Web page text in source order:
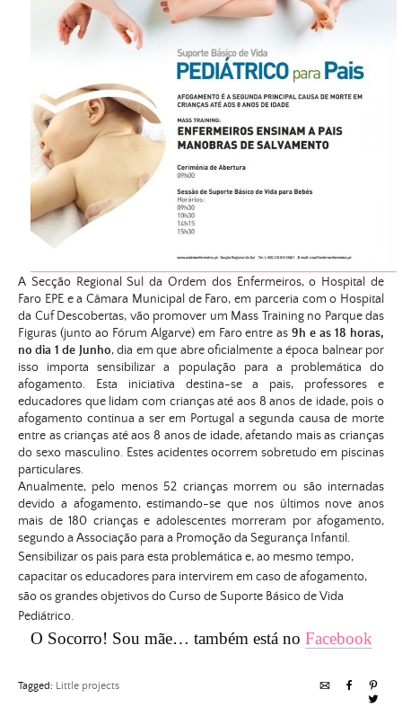
A Secção Regional Sul da Ordem dos Enfermeiros, o Hospital de
Faro EPE e a Câmara Municipal de Faro, em parceria com o Hospital
da Cuf Descobertas, vão promover um Mass Training no Parque das
Figuras (junto ao Fórum Algarve) em Faro entre as9h e as 18 horas,
no dia 1 de Junho, dia em que abre oficialmente a época balnear por
isso importa sensibilizar a população para a problemática do
afogamento. Esta iniciativa destina-se a pais, professores e
educadores que lidam com crianças até aos 8 anos de idade, pois o
afogamento continua a ser em Portugal a segunda causa de morte
entre as crianças até aos 8 anos de idade, afetando mais as crianças
do sexo masculino. Estes acidentes ocorrem sobretudo em piscinas
particulares.
Anualmente, pelo menos 52 crianças morrem ou são internadas
devido a afogamento, estimando-se que nos últimos nove anos
mais de 180 crianças e adolescentes morreram por afogamento,
segundo a Associação para a Promoção da Segurança Infantil.
Sensibilizar os pais para esta problemática e, ao mesmo tempo,
capacitar os educadores para intervirem em caso de afogamento,
são os grandes objetivos do Curso de Suporte Básico de Vida
Pediátrico.
O Socorro! Sou mãe… também está no Facebook
Tagged: Little projects